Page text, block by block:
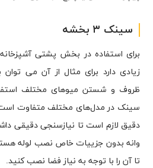
سینک ۳ بخشه
زیادی دارد برای مثال از آن می
ظروف و شستن میو‌های مختلف
سینک در مدل‌های مختلف متفاوت است
وانه بدون جزییات خاص نصب لوله
تا آن را با توجه به نیاز فضا نصب کنید.